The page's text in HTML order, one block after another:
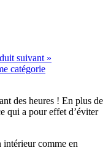
suivant »
catégorie
des heures ! En plus de
qui a pour effet d’éviter
intérieur comme en